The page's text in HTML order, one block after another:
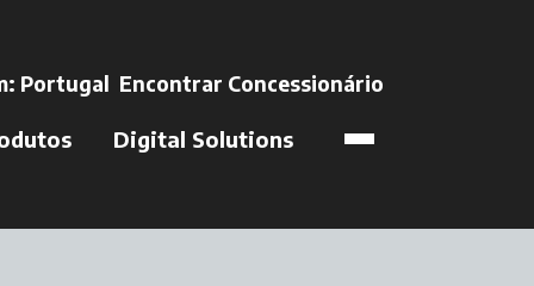
a new tab
Portugal Encontrar Concessionário
Digital Solutions